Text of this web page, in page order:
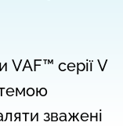
VAF™ серії V
зважені